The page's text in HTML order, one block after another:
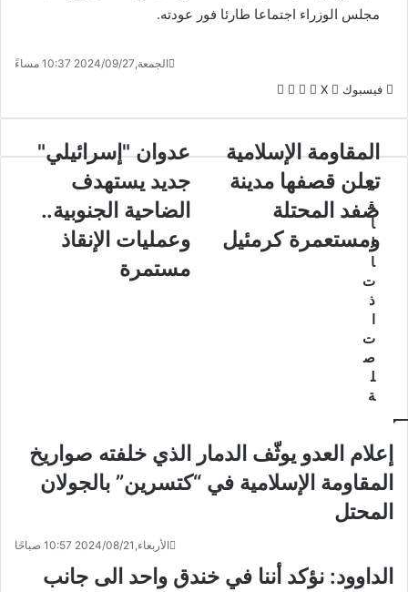
مجلس الوزراء اجتماعا طارئا فور عودته.
الجمعة,2024/09/27 10:37 مساءً
فيسبوك X لينكدإن
واتساب
تيلقرام
عدوان "إسرائيلي"
جديد يستهدف
الضاحية الجنوبية..
وعمليات الإنقاذ
مستمرة
المقاومة ‏الإسلامية
تعلن قصفها مدينة
صفد المحتلة
ومستعمرة كرمئيل
م
ق
ا
ل
ا
ت
ذ
ا
ت
ص
ل
ة
إعلام العدو يوثّف الدمار الذي خلفته صواريخ
المقاومة الإسلامية في “كتسرين” بالجولان
المحتل
الأربعاء,2024/08/21 10:57 صباحًا
الداوود: نؤكد أننا في خندق واحد الى جانب